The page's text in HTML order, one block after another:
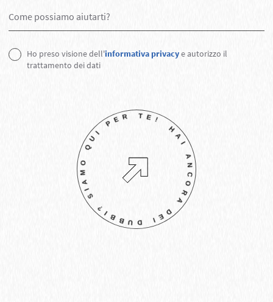
Ho preso visione dell'informativa privacye autorizzo il
trattamento dei dati
HA
I
A
N
C
O
R
A
D
E
I
D
U
B
B
I?
S
I
A
M
O
Q
U
I
P
E
R
T
E
!